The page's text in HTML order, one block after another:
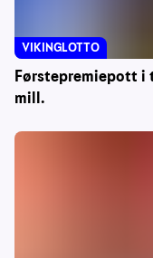
Førstepremiepott i
mill.
VIKINGLOTTO